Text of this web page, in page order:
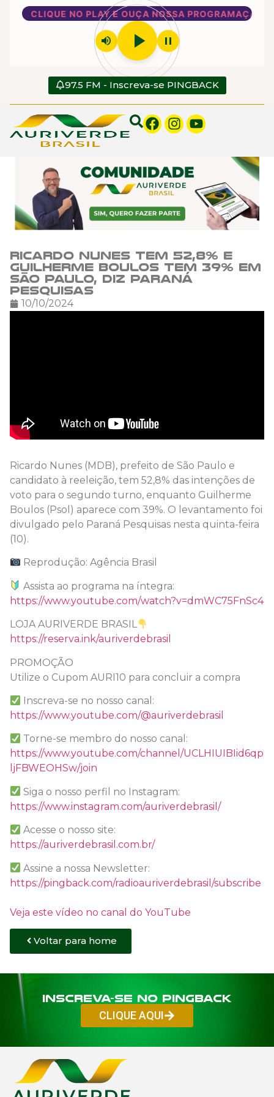
CLIQUE NO PLAY E OUÇA NOSSA PROGRAMAÇÃO
volume_up play_arrow pause
97.5 FM - Inscreva-se PINGBACK
Ricardo Nunes tem 52,8% e
Guilherme Boulos tem 39% em
São Paulo, diz Paraná
Pesquisas
10/10/2024
Ricardo Nunes (MDB), prefeito de São Paulo e
candidato à reeleição, tem 52,8% das intenções de
voto para o segundo turno, enquanto Guilherme
Boulos (Psol) aparece com 39%. O levantamento foi
divulgado pelo Paraná Pesquisas nesta quinta-feira
(10).
Reprodução: Agência Brasil
Assista ao programa na íntegra:
https://www.youtube.com/watch?v=dmWC75FnSc4
LOJA AURIVERDE BRASIL
https://reserva.ink/auriverdebrasil
PROMOÇÃO
Utilize o Cupom AURI10 para concluir a compra
Inscreva-se no nosso canal:
https://www.youtube.com/@auriverdebrasil
Torne-se membro do nosso canal:
https://www.youtube.com/channel/UCLHIUIBIid6qp
ljFBWEOHSw/join
Siga o nosso perfil no Instagram:
https://www.instagram.com/auriverdebrasil/
Acesse o nosso site:
https://auriverdebrasil.com.br/
Assine a nossa Newsletter:
https://pingback.com/radioauriverdebrasil/subscribe
Veja este vídeo no canal do YouTube
Voltar para home
Inscreva-se no PINGBACK
CLIQUE AQUI